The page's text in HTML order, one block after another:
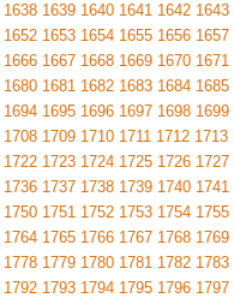
1638 1639 1640 1641 1642 1643
1652 1653 1654 1655 1656 1657
1666 1667 1668 1669 1670 1671
1680 1681 1682 1683 1684 1685
1694 1695 1696 1697 1698 1699
1708 1709 1710 1711 1712 1713
1722 1723 1724 1725 1726 1727
1736 1737 1738 1739 1740 1741
1750 1751 1752 1753 1754 1755
1764 1765 1766 1767 1768 1769
1778 1779 1780 1781 1782 1783
1792 1793 1794 1795 1796 1797